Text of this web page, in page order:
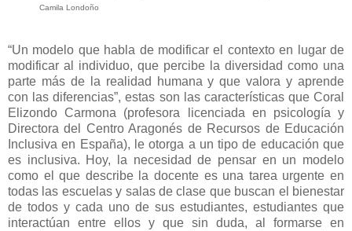
Camila Londoño
“Un modelo que habla de modificar el contexto en lugar de
modificar al individuo, que percibe la diversidad como una
parte más de la realidad humana y que valora y aprende
con las diferencias”, estas son las características que Coral
Elizondo Carmona (profesora licenciada en psicología y
Directora del Centro Aragonés de Recursos de Educación
Inclusiva en España), le otorga a un tipo de educación que
es inclusiva. Hoy, la necesidad de pensar en un modelo
como el que describe la docente es una tarea urgente en
todas las escuelas y salas de clase que buscan el bienestar
de todos y cada uno de sus estudiantes, estudiantes que
interactúan entre ellos y que sin duda, al formarse en